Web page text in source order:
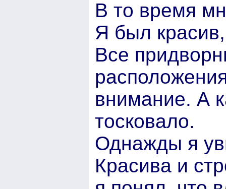
В то время
Я был
Все
внимание. А
тосковало.
Однажды я
Красива и